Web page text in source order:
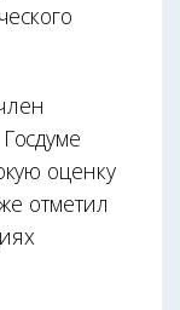
оценку
отметил